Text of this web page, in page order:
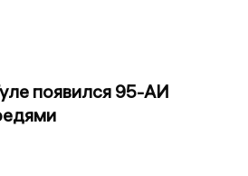
появился 95-АИ